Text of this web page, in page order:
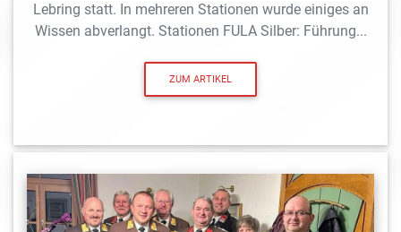
Lebring statt. In mehreren Stationen wurde einiges an
Wissen abverlangt. Stationen FULA Silber: Führung...
ZUM ARTIKEL